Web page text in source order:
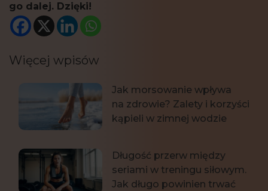
go dalej. Dzięki!
Więcej wpisów
Jak morsowanie wpływa
na zdrowie? Zalety i korzyści
kąpieli w zimnej wodzie
Długość przerw między
seriami w treningu siłowym.
Jak długo powinien trwać